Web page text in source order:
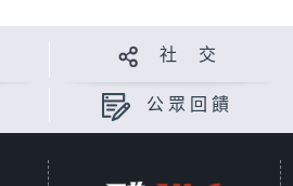
社 交
公眾回饋